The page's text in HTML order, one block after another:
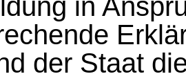
in
der Staat